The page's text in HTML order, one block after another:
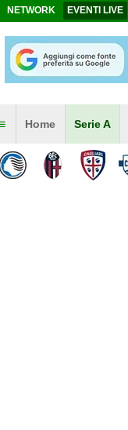
NETWORK EVENTI LIVE
Home Serie A